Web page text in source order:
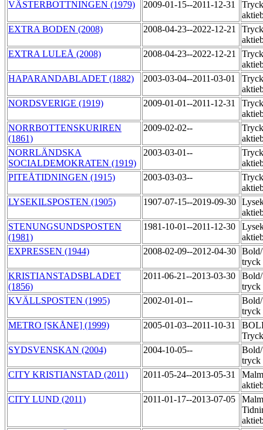
VÄSTERBOTTNINGEN (1979)
2009-01-15--2011-12-31
EXTRA BODEN (2008)
2008-04-23--2022-12-21
EXTRA LULEÅ (2008)
2008-04-23--2022-12-21
HAPARANDABLADET (1882)
2003-03-04--2011-03-01
NORDSVERIGE (1919)
2009-01-01--2011-12-31
NORRBOTTENSKURIREN
(1861)
2009-02-02--
NORRLÄNDSKA
SOCIALDEMOKRATEN (1919)
2003-03-01--
PITEÅTIDNINGEN (1915)
2003-03-03--
LYSEKILSPOSTEN (1905)
1907-07-15--2019-09-30
STENUNGSUNDSPOSTEN
(1981)
1981-10-01--2011-12-30
EXPRESSEN (1944)
2008-02-09--2012-04-30 Bold/
tryck
KRISTIANSTADSBLADET
(1856)
2011-06-21--2013-03-30
Bold/
tryck
KVÄLLSPOSTEN (1995)
2002-01-01--
Bold/
tryck
METRO [SKÅNE] (1999)
2005-01-03--2011-10-31
SYDSVENSKAN (2004)
2004-10-05--
Bold/
tryck
CITY KRISTIANSTAD (2011)
2011-05-24--2013-05-31
CITY LUND (2011)
2011-01-17--2013-07-05